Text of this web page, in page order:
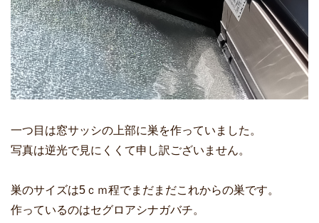
一つ目は窓サッシの上部に巣を作っていました。
写真は逆光で見にくくて申し訳ございません。
巣のサイズは5ｃｍ程でまだまだこれからの巣です。
作っているのはセグロアシナガバチ。